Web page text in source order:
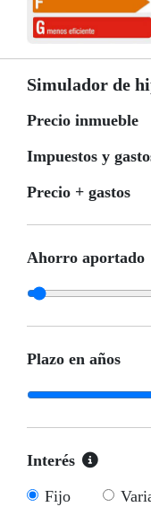
Simulador de
Precio inmueble
Impuestos y
Precio + gastos
Ahorro aportado
Plazo en años
Interés
Fijo